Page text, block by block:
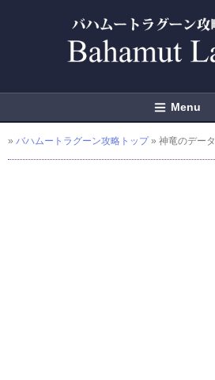
Menu
» バハムートラグーン攻略トップ» 神竜のデータ